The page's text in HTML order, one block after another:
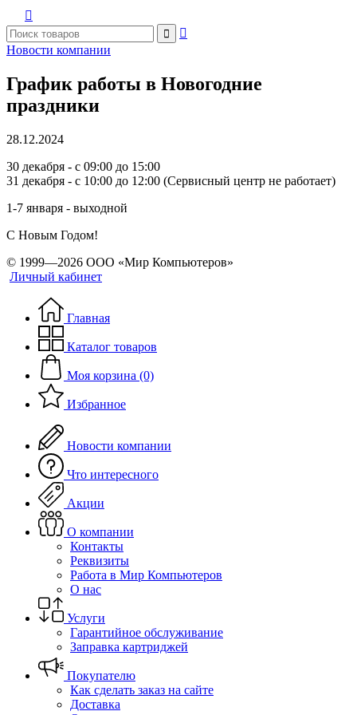



Новости компании
График работы в Новогодние
праздники
28.12.2024
30 декабря - с 09:00 до 15:00
31 декабря - с 10:00 до 12:00 (Сервисный центр не работает)
1-7 января - выходной
С Новым Годом!
© 1999—2026 ООО «Мир Компьютеров»
Личный кабинет
Главная
Каталог товаров
Моя корзина (0)
Избранное
Новости компании
Что интересного
Акции
О компании
Контакты
Реквизиты
Работа в Мир Компьютеров
О нас
Услуги
Гарантийное обслуживание
Заправка картриджей
Покупателю
Как сделать заказ на сайте
Доставка